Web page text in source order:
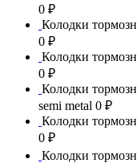
0 ₽
Колодки
0 ₽
Колодки
0 ₽
Колодки
semi metal 0 ₽
Колодки
0 ₽
Колодки